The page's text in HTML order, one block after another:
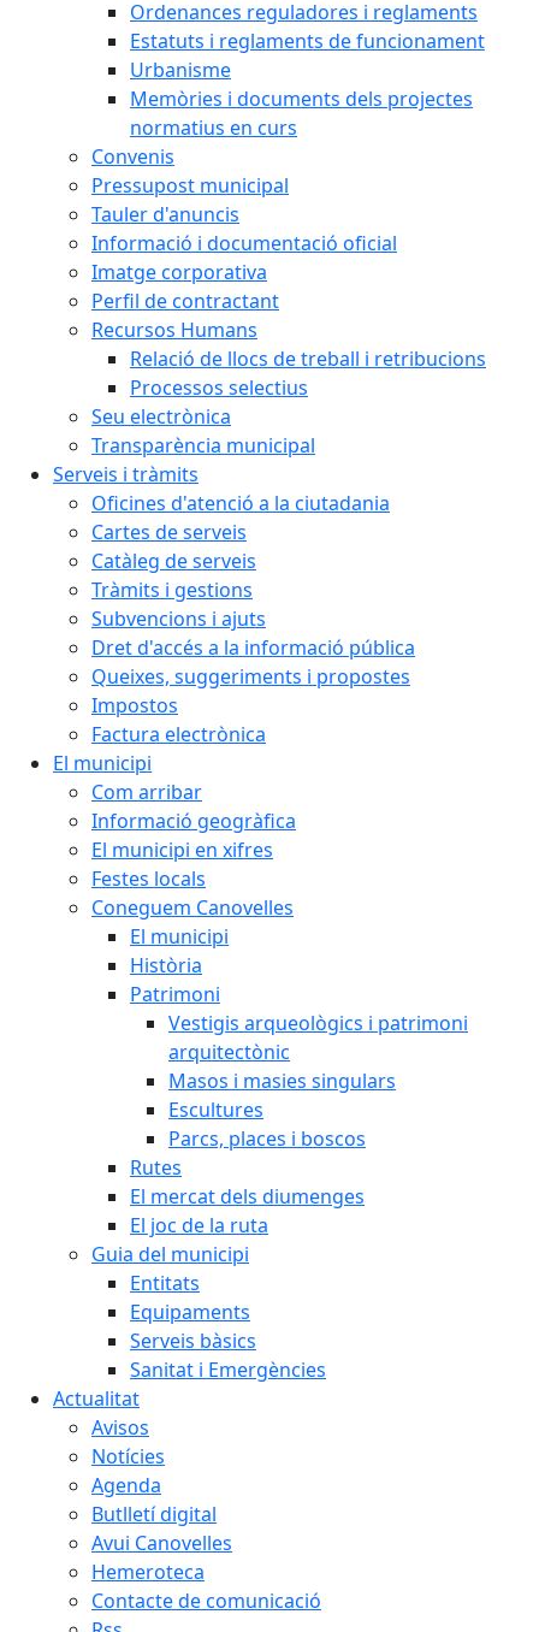
Ordenances reguladores i reglaments
Estatuts i reglaments de funcionament
Urbanisme
Memòries i documents dels projectes
normatius en curs
Convenis
Pressupost municipal
Tauler d'anuncis
Informació i documentació oficial
Imatge corporativa
Perfil de contractant
Recursos Humans
Relació de llocs de treball i retribucions
Processos selectius
Seu electrònica
Transparència municipal
Serveis i tràmits
Oficines d'atenció a la ciutadania
Cartes de serveis
Catàleg de serveis
Tràmits i gestions
Subvencions i ajuts
Dret d'accés a la informació pública
Queixes, suggeriments i propostes
Impostos
Factura electrònica
El municipi
Com arribar
Informació geogràfica
El municipi en xifres
Festes locals
Coneguem Canovelles
El municipi
Història
Patrimoni
Vestigis arqueològics i patrimoni
arquitectònic
Masos i masies singulars
Escultures
Parcs, places i boscos
Rutes
El mercat dels diumenges
El joc de la ruta
Guia del municipi
Entitats
Equipaments
Serveis bàsics
Sanitat i Emergències
Actualitat
Avisos
Notícies
Agenda
Butlletí digital
Avui Canovelles
Hemeroteca
Contacte de comunicació